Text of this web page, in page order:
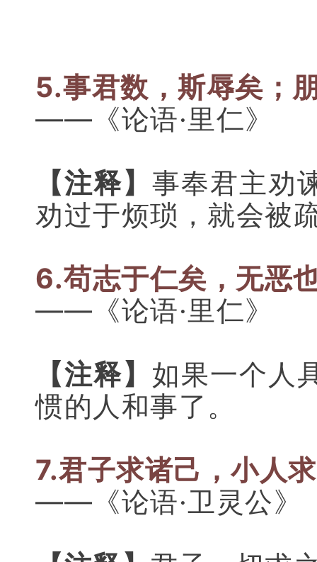
5.事君数，斯辱矣；
——《论语·里仁》
【注释】 事奉君主劝
劝过于烦琐，就会被
6.苟志于仁矣，无恶
——《论语·里仁》
【注释】 如果一个人
惯的人和事了。
7.君子求诸己，小人
——《论语·卫灵公》